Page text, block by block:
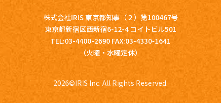
株式会社IRIS 東京都知事（２）第100467号
東京都新宿区西新宿6-12-4 コイトビル501
TEL:03-4400-2690 FAX:03-4330-1641
（火曜・水曜定休）
2026©IRIS Inc. All Rights Reserved.